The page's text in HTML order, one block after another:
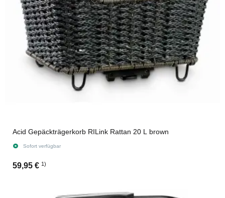
Acid Gepäckträgerkorb RILink Rattan 20 L brown
Sofort verfügbar
59,95 € 1)